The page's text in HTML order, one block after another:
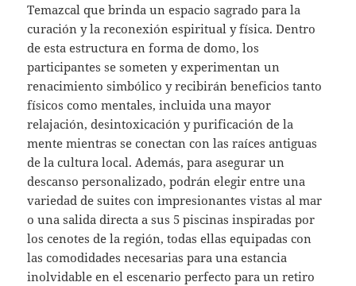
Temazcal que brinda un espacio sagrado para la
curación y la reconexión espiritual y física. Dentro
de esta estructura en forma de domo, los
participantes se someten y experimentan un
renacimiento simbólico y recibirán beneficios tanto
físicos como mentales, incluida una mayor
relajación, desintoxicación y purificación de la
mente mientras se conectan con las raíces antiguas
de la cultura local. Además, para asegurar un
descanso personalizado, podrán elegir entre una
variedad de suites con impresionantes vistas al mar
o una salida directa a sus 5 piscinas inspiradas por
los cenotes de la región, todas ellas equipadas con
las comodidades necesarias para una estancia
inolvidable en el escenario perfecto para un retiro